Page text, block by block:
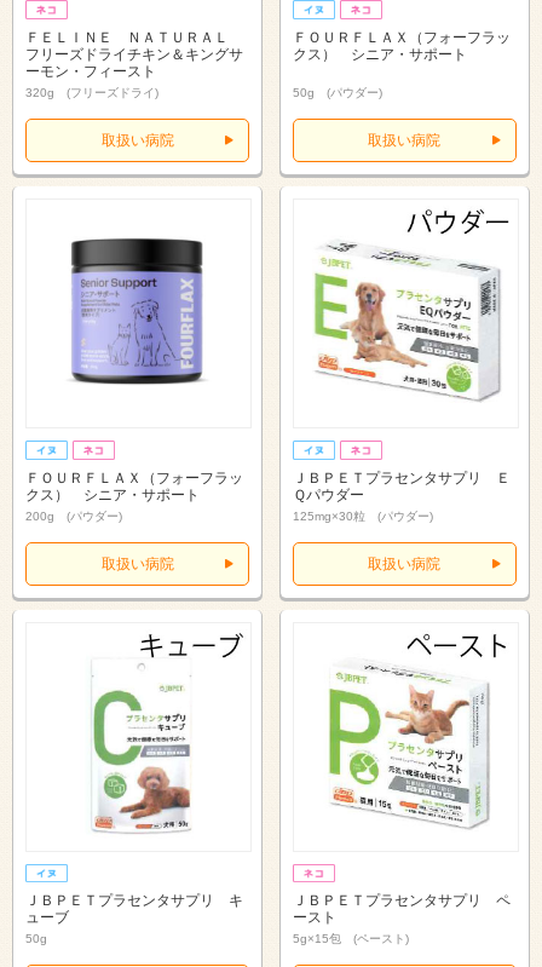
ＦＥＬＩＮＥ ＮＡＴＵＲＡＬ
フリーズドライチキン＆キングサ
ーモン・フィースト
320g (フリーズドライ)
取扱い病院
ＦＯＵＲＦＬＡＸ（フォーフラッ
クス） シニア・サポート
50g (パウダー)
取扱い病院
ＦＯＵＲＦＬＡＸ（フォーフラッ
クス） シニア・サポート
200g (パウダー)
取扱い病院
ＪＢＰＥＴプラセンタサプリ Ｅ
Ｑパウダー
125mg×30粒 (パウダー)
取扱い病院
ＪＢＰＥＴプラセンタサプリ キ
ューブ
50g
ＪＢＰＥＴプラセンタサプリ ペ
ースト
5g×15包 (ペースト)